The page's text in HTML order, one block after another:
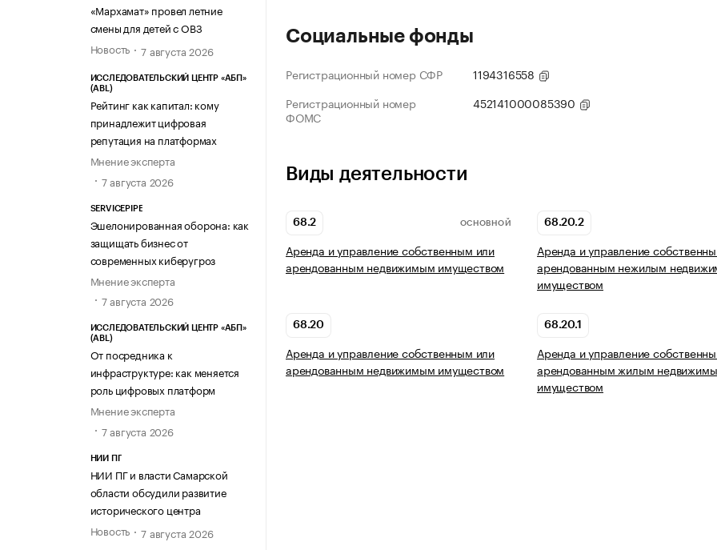
«Мархамат» провел летние
смены для детей с ОВЗ
Новость
7 августа 2026
ИССЛЕДОВАТЕЛЬСКИЙ ЦЕНТР «АБП»
(ABL)
Рейтинг как капитал: кому
принадлежит цифровая
репутация на платформах
Мнение эксперта
7 августа 2026
SERVICEPIPE
Эшелонированная оборона: как
защищать бизнес от
современных киберугроз
Мнение эксперта
7 августа 2026
ИССЛЕДОВАТЕЛЬСКИЙ ЦЕНТР «АБП»
(ABL)
От посредника к
инфраструктуре: как меняется
роль цифровых платформ
Мнение эксперта
7 августа 2026
НИИ ПГ
НИИ ПГ и власти Самарской
области обсудили развитие
исторического центра
Новость
7 августа 2026
Социальные фонды
Регистрационный номер СФР
1194316558
Регистрационный номер
ФОМС
452141000085390
Виды деятельности
68.2 ОСНОВНОЙ
Аренда и управление собственным или
арендованным недвижимым имуществом
68.20.2
Аренда и управление
арендованным нежилым
имуществом
68.20
Аренда и управление собственным или
арендованным недвижимым имуществом
68.20.1
Аренда и управление
арендованным жилым
имуществом